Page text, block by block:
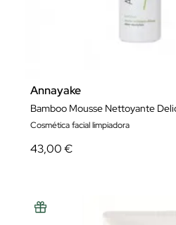
Annayake
Bamboo Mousse Nettoyante
Cosmética facial limpiadora
43,00 €